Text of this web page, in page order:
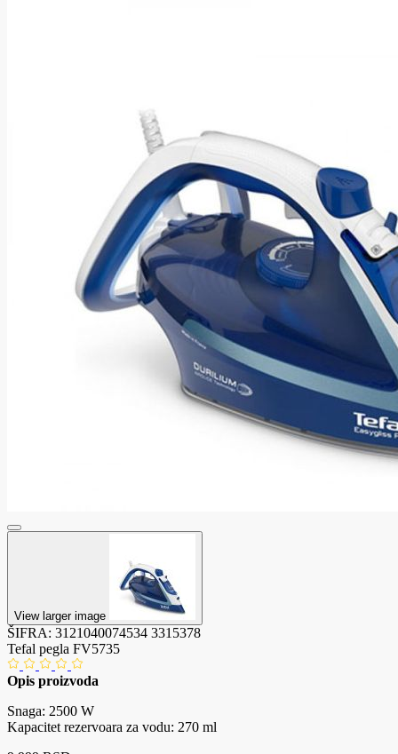
View larger image
ŠIFRA: 3121040074534 3315378
Tefal pegla FV5735
Opis proizvoda
Snaga: 2500 W
Kapacitet rezervoara za vodu: 270 ml